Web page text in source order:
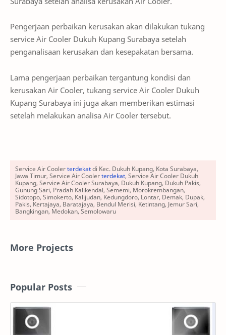
Pengerjaan perbaikan kerusakan akan dilakukan tukang
service Air Cooler Dukuh Kupang Surabaya setelah
penganalisaan kerusakan dan kesepakatan bersama.
Lama pengerjaan perbaikan tergantung kondisi dan
kerusakan Air Cooler, tukang service Air Cooler Dukuh
Kupang Surabaya ini juga akan memberikan estimasi
setelah melakukan analisa Air Cooler tersebut.
Service Air Coolerterdekatdi Kec. Dukuh Kupang, Kota Surabaya,
Jawa Timur, Service Air Coolerterdekat, Service Air Cooler Dukuh
Kupang, Service Air Cooler Surabaya, Dukuh Kupang, Dukuh Pakis,
Gunung Sari, Pradah Kalikendal, Sememi, Morokrembangan,
Sidotopo, Simokerto, Kalijudan, Kedungdoro, Lontar, Demak, Dupak,
Pakis, Kertajaya, Baratajaya, Bendul Merisi, Ketintang, Jemur Sari,
Bangkingan, Medokan, Semolowaru
More Projects
Popular Posts